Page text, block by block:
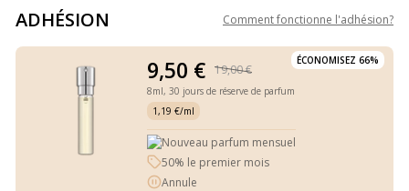
ADHÉSION Comment fonctionne l'adhésion?
ÉCONOMISEZ 66%
9,50 € 19,00 €
8ml, 30 jours de réserve de parfum
1,19 €/ml
Nouveau parfum mensuel
50% le premier mois
Annule